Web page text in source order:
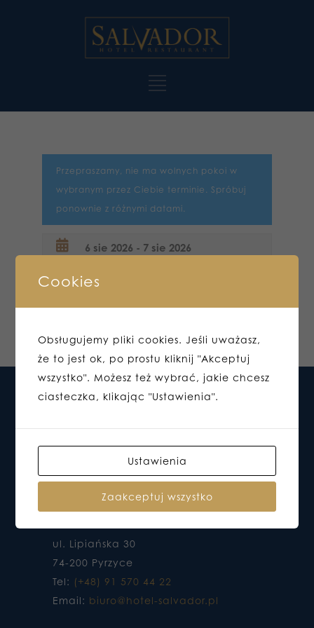
Przepraszamy, nie ma wolnych pokoi w
wybranym przez Ciebie terminie. Spróbuj
ponownie z różnymi datami.
HOTEL DO KTÓREGO CHCESZ WRACAĆ
ul. Lipiańska 30
74-200 Pyrzyce
Tel: (+48) 91 570 44 22
Email: biuro@hotel-salvador.pl
Cookies
Obsługujemy pliki cookies. Jeśli uważasz,
że to jest ok, po prostu kliknij "Akceptuj
wszystko". Możesz też wybrać, jakie chcesz
ciasteczka, klikając "Ustawienia".
Ustawienia
Zaakceptuj wszystko